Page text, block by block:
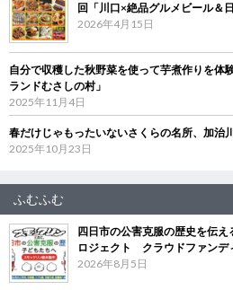
回「川口×絶品グルメビール＆
2026年4月15日
自分で収穫した秋野菜を使って芋煮作りを
ランドむさしの村」
2025年11月4日
春だけじゃもったいないさくらの名所、加治
2025年10月23日
ふむふむ
四日市の公害克服の歴史を伝
ロジェクト クラウドファンデ
2026年8月5日